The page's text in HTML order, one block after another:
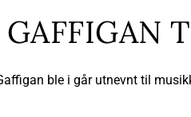
GAFFIGAN
ble i går utnevnt til